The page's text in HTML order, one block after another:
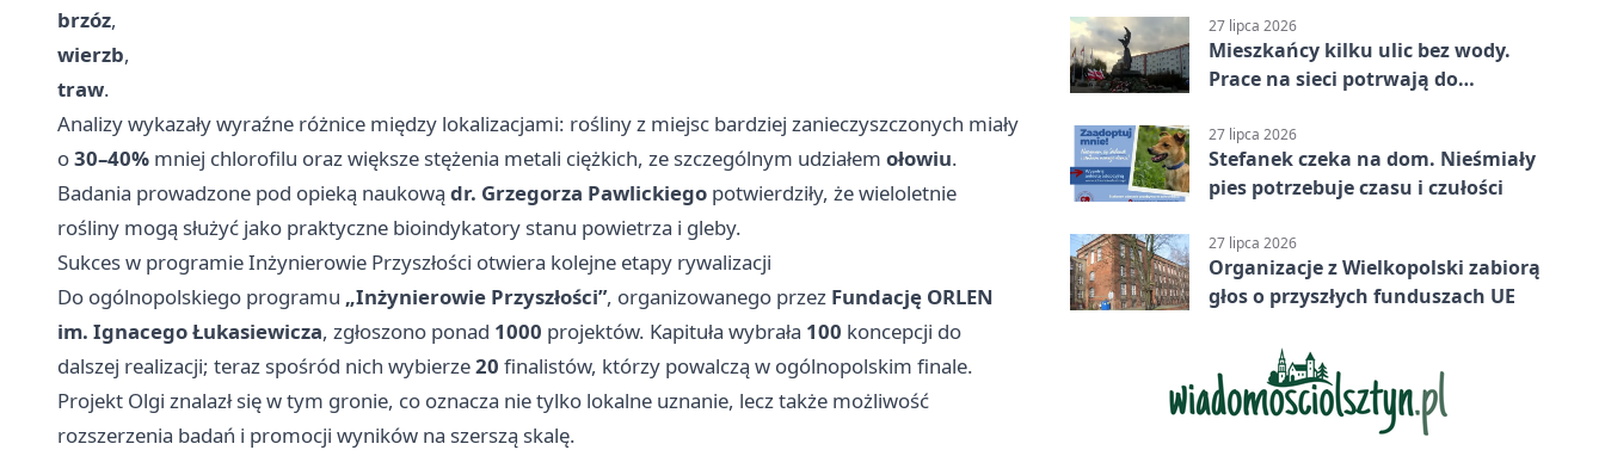
brzóz,
wierzb,
traw.
Analizy wykazały wyraźne różnice między lokalizacjami: rośliny z miejsc bardziej zanieczyszczonych miały
o30–40% mniej chlorofilu oraz większe stężenia metali ciężkich, ze szczególnym udziałem ołowiu.
Badania prowadzone pod opieką naukową dr. Grzegorza Pawlickiego potwierdziły, że wieloletnie
rośliny mogą służyć jako praktyczne bioindykatory stanu powietrza i gleby.
Sukces w programie Inżynierowie Przyszłości otwiera kolejne etapy rywalizacji
Do ogólnopolskiego programu „Inżynierowie Przyszłości”, organizowanego przez Fundację ORLEN
im. Ignacego Łukasiewicza, zgłoszono ponad 1000 projektów. Kapituła wybrała 100 koncepcji do
dalszej realizacji; teraz spośród nich wybierze20 finalistów, którzy powalczą w ogólnopolskim finale.
Projekt Olgi znalazł się w tym gronie, co oznacza nie tylko lokalne uznanie, lecz także możliwość
rozszerzenia badań i promocji wyników na szerszą skalę.
27 lipca 2026
Mieszkańcy kilku ulic bez wody.
Prace na sieci potrwają do
27 lipca 2026
Stefanek czeka na dom. Nieśmiały
pies potrzebuje czasu i czułości
27 lipca 2026
Organizacje z Wielkopolski zabiorą
głos o przyszłych funduszach UE